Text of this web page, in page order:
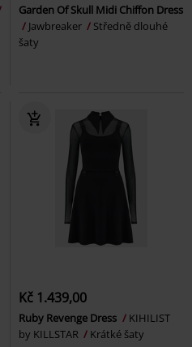
Garden Of Skull Midi Chiffon Dress
Jawbreaker
Středně dlouhé
šaty
Kč 1.439,00
Ruby Revenge Dress
KIHILIST
by KILLSTAR
Krátké šaty